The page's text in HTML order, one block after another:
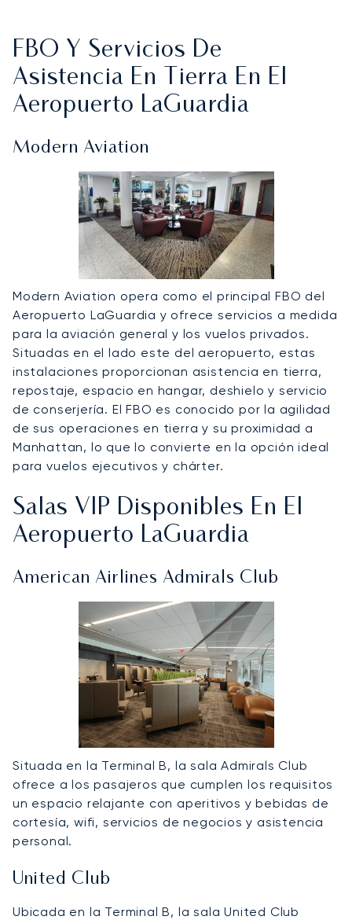
FBO Y Servicios De
Asistencia En Tierra En El
Aeropuerto LaGuardia
Modern Aviation
Modern Aviation opera como el principal FBO del
Aeropuerto LaGuardia y ofrece servicios a medida
para la aviación general y los vuelos privados.
Situadas en el lado este del aeropuerto, estas
instalaciones proporcionan asistencia en tierra,
repostaje, espacio en hangar, deshielo y servicio
de conserjería. El FBO es conocido por la agilidad
de sus operaciones en tierra y su proximidad a
Manhattan, lo que lo convierte en la opción ideal
para vuelos ejecutivos y chárter.
Salas VIP Disponibles En El
Aeropuerto LaGuardia
American Airlines Admirals Club
Situada en la Terminal B, la sala Admirals Club
ofrece a los pasajeros que cumplen los requisitos
un espacio relajante con aperitivos y bebidas de
cortesía, wifi, servicios de negocios y asistencia
personal.
United Club
Ubicada en la Terminal B, la sala United Club